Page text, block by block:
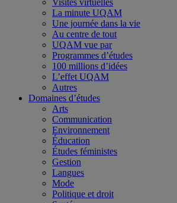
Visites virtuelles
La minute UQAM
Une journée dans la vie
Au centre de tout
UQAM vue par
Programmes d’études
100 millions d’idées
L’effet UQAM
Autres
Domaines d’études
Arts
Communication
Environnement
Éducation
Études féministes
Gestion
Langues
Mode
Politique et droit